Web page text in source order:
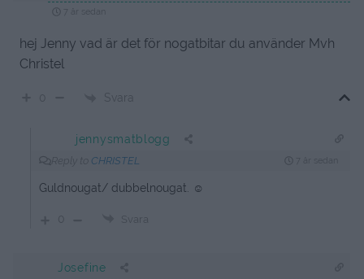
hej Jenny vad är det för nogatbitar du använder Mvh
Christel
0 Svara
jennysmatblogg
CHRISTEL
Guldnougat/ dubbelnougat. ☺️
0 Svara
Josefine